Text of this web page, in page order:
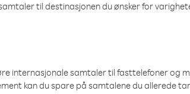
til destinasjonen du ønsker for
internasjonale samtaler til fasttelefoner og
kan du spare på samtalene du allerede